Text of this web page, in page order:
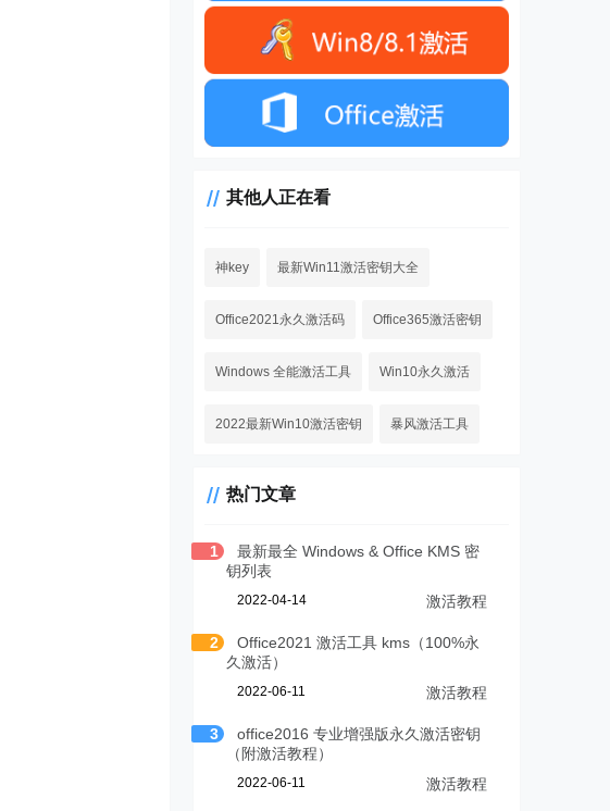
其他人正在看
神key 最新Win11激活密钥大全
Office2021永久激活码 Office365激活密钥
Windows 全能激活工具 Win10永久激活
2022最新Win10激活密钥 暴风激活工具
热门文章
1
最新最全 Windows & Office KMS 密
钥列表
2022-04-14 激活教程
2
Office2021 激活工具 kms（100%永
久激活）
2022-06-11 激活教程
3
office2016 专业增强版永久激活密钥
（附激活教程）
2022-06-11 激活教程